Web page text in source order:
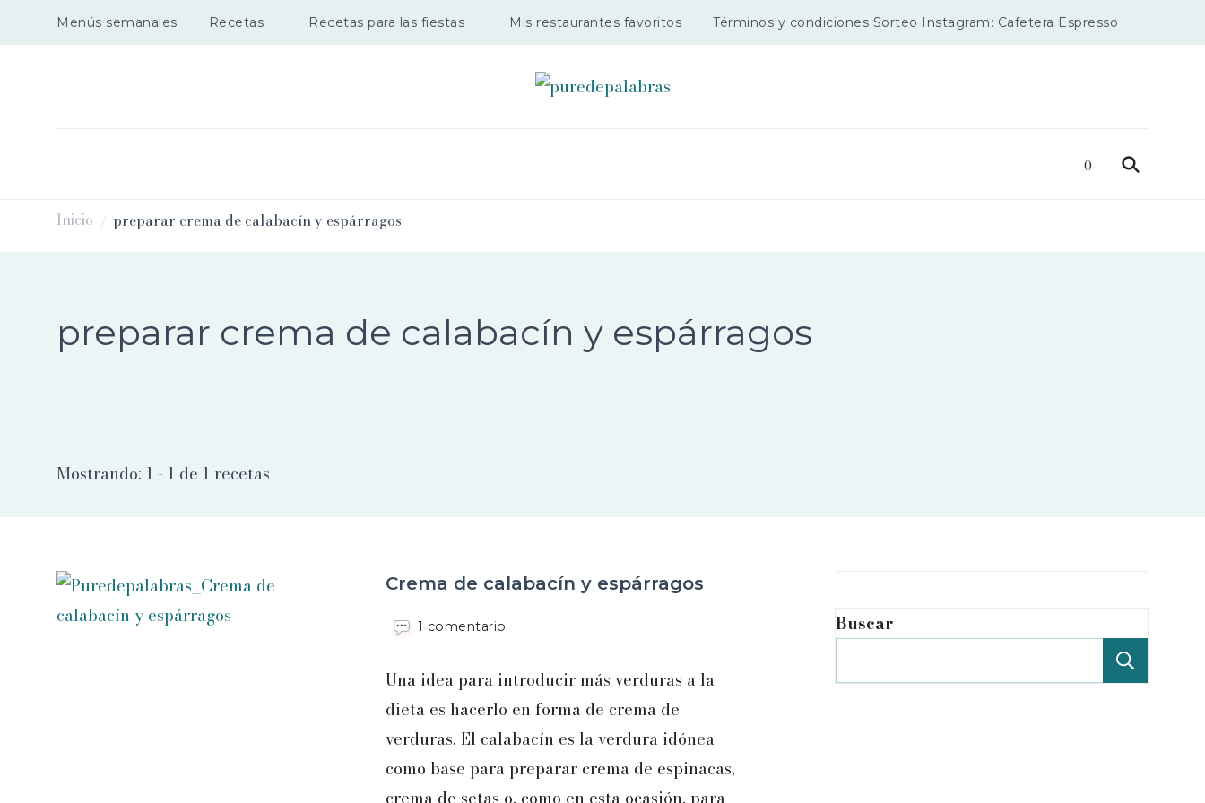
Menús semanales Recetas Recetas para las fiestas Mis restaurantes favoritos Términos y condiciones Sorteo Instagram: Cafetera Espresso
puredepalabras
0
Inicio / preparar crema de calabacín y espárragos
preparar crema de calabacín y espárragos
Mostrando: 1 - 1 de 1 recetas
Crema de calabacín y espárragos
1 comentario
calabacín
espárragos
Una idea para introducir más verduras a la
dieta es hacerlo en forma de crema de
verduras. El calabacín es la verdura idónea
como base para preparar crema de espinacas,
Buscar